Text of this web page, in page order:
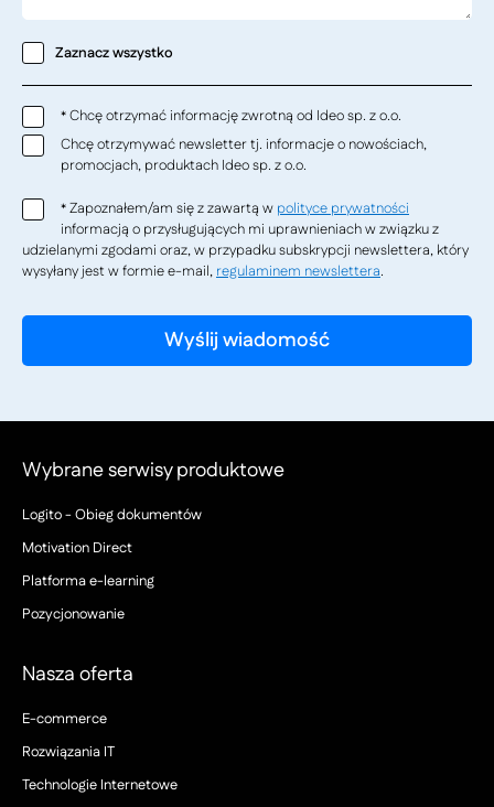
Zaznacz wszystko
*Chcę otrzymać informację zwrotną od Ideo sp. z o.o.
Chcę otrzymywać newsletter tj. informacje o nowościach,
promocjach, produktach Ideo sp. z o.o.
*Zapoznałem/am się z zawartą w polityce prywatności
informacją o przysługujących mi uprawnieniach w związku z
udzielanymi zgodami oraz, w przypadku subskrypcji newslettera, który
wysyłany jest w formie e-mail, regulaminem newslettera.
Wybrane serwisy produktowe
Logito - Obieg dokumentów
Motivation Direct
Platforma e-learning
Pozycjonowanie
Nasza oferta
E-commerce
Rozwiązania IT
Technologie Internetowe